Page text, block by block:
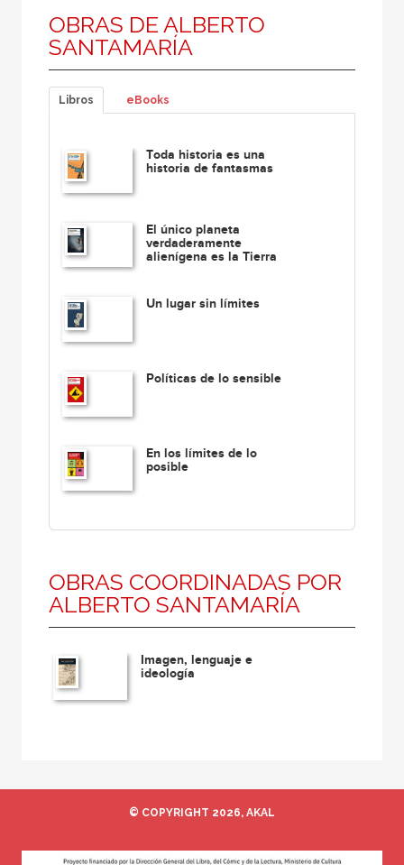
OBRAS DE ALBERTO
SANTAMARÍA
Libros eBooks
Toda historia es una
historia de fantasmas
El único planeta
verdaderamente
alienígena es la Tierra
Un lugar sin límites
Políticas de lo sensible
En los límites de lo
posible
OBRAS COORDINADAS POR
ALBERTO SANTAMARÍA
Imagen, lenguaje e
ideología
© COPYRIGHT 2026, AKAL